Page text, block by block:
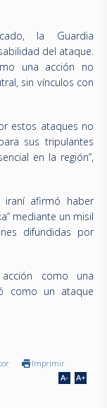
la Guardia
del ataque.
una acción no
sin vínculos con
estos ataques no
sus tripulantes
en la región”,
iraní afirmó haber
mediante un misil
difundidas por
como una
como un ataque
Imprimir